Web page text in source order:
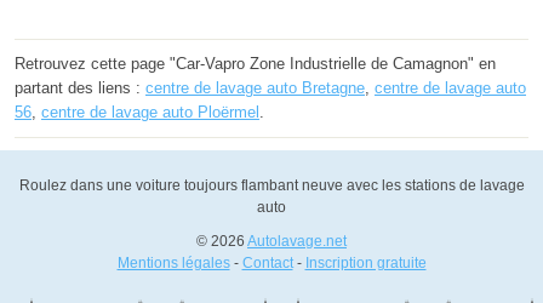
Retrouvez cette page "Car-Vapro Zone Industrielle de Camagnon" en
partant des liens : centre de lavage auto Bretagne centre de lavage auto
56 centre de lavage auto Ploërmel
Roulez dans une voiture toujours flambant neuve avec les stations de lavage
auto
© 2026 Autolavage.net
Mentions légales- Contact- Inscription gratuite